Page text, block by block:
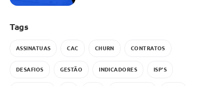
Tags
ASSINATUAS CAC CHURN CONTRATOS
DESAFIOS GESTÃO INDICADORES ISP'S